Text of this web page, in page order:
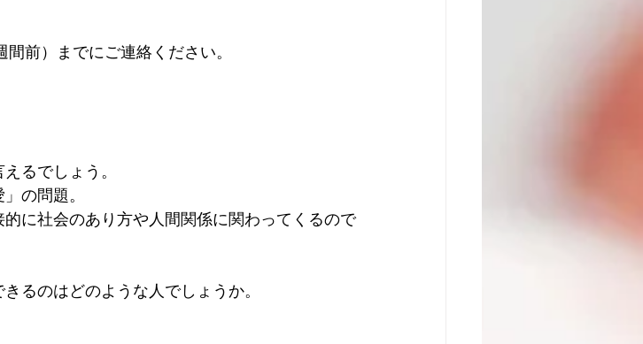
前）までにご連絡ください。
るでしょう。
の問題。
に社会のあり方や人間関係に関わってくるので
るのはどのような人でしょうか。